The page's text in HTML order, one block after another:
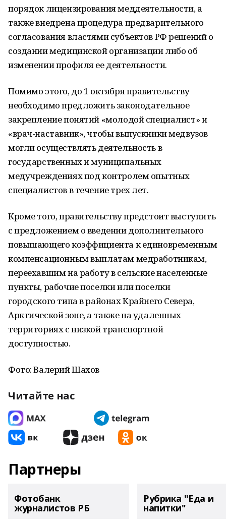
порядок лицензирования меддеятельности, а
также внедрена процедура предварительного
согласования властями субъектов РФ решений о
создании медицинской организации либо об
изменении профиля ее деятельности.
Помимо этого, до 1 октября правительству
необходимо предложить законодательное
закрепление понятий «молодой специалист» и
«врач-наставник», чтобы выпускники медвузов
могли осуществлять деятельность в
государственных и муниципальных
медучреждениях под контролем опытных
специалистов в течение трех лет.
Кроме того, правительству предстоит выступить
с предложением о введении дополнительного
повышающего коэффициента к единовременным
компенсационным выплатам медработникам,
переехавшим на работу в сельские населенные
пункты, рабочие поселки или поселки
городского типа в районах Крайнего Севера,
Арктической зоне, а также на удаленных
территориях с низкой транспортной
доступностью.
Фото: Валерий Шахов
Читайте нас
Партнеры
Фотобанк
журналистов РБ
Рубрика "Еда и
напитки"